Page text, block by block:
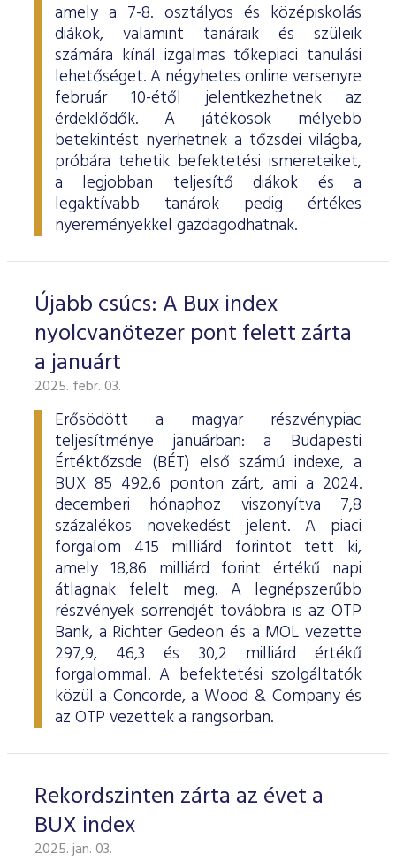
amely a 7-8. osztályos és középiskolás
diákok, valamint tanáraik és szüleik
számára kínál izgalmas tőkepiaci tanulási
lehetőséget. A négyhetes online versenyre
február 10-étől jelentkezhetnek az
érdeklődők. A játékosok mélyebb
betekintést nyerhetnek a tőzsdei világba,
próbára tehetik befektetési ismereteiket,
a legjobban teljesítő diákok és a
legaktívabb tanárok pedig értékes
nyereményekkel gazdagodhatnak.
Újabb csúcs: A Bux index
nyolcvanötezer pont felett zárta
a januárt
2025. febr. 03.
Erősödött a magyar részvénypiac
teljesítménye januárban: a Budapesti
Értéktőzsde (BÉT) első számú indexe, a
BUX 85 492,6 ponton zárt, ami a 2024.
decemberi hónaphoz viszonyítva 7,8
százalékos növekedést jelent. A piaci
forgalom 415 milliárd forintot tett ki,
amely 18,86 milliárd forint értékű napi
átlagnak felelt meg. A legnépszerűbb
részvények sorrendjét továbbra is az OTP
Bank, a Richter Gedeon és a MOL vezette
297,9, 46,3 és 30,2 milliárd értékű
forgalommal. A befektetési szolgáltatók
közül a Concorde, a Wood & Company és
az OTP vezettek a rangsorban.
Rekordszinten zárta az évet a
BUX index
2025. jan. 03.